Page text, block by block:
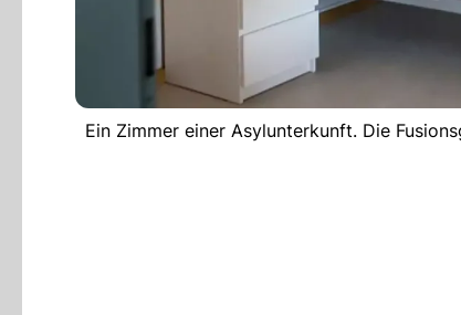
Ein Zimmer einer Asylunterkunft. Die